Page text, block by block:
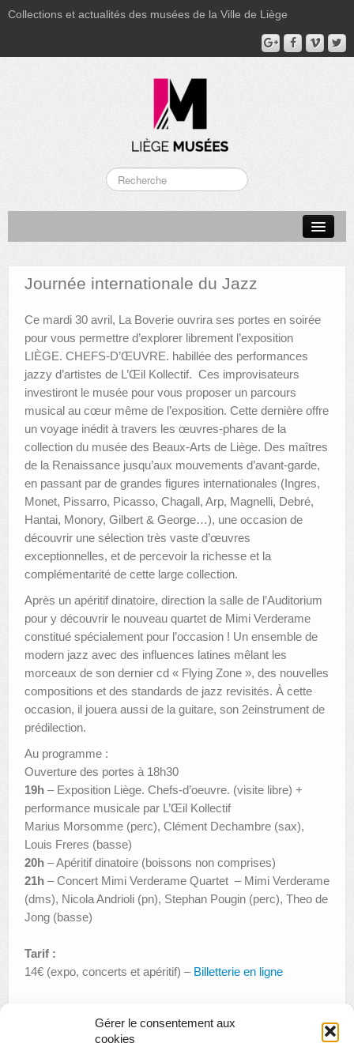
Gérer le consentement aux
cookies
Collections et actualités des musées de la Ville de Liège
MUSÉE GRÉTRY
MUSÉE DU LUMINAIRE
FONDS PATRIMONIAUX
AUTRES LIEUX
ANIMATIONS DES MUSÉES
PUBLICATIONS
LES APPELS À PROJETS
LE PORTAIL DES COLLECTIONS
Journée internationale du Jazz
Ce mardi 30 avril, La Boverie ouvrira ses portes en soirée
pour vous permettre d’explorer librement l’exposition
LIÈGE. CHEFS-D’ŒUVRE. habillée des performances
jazzy d’artistes de L’Œil Kollectif. Ces improvisateurs
investiront le musée pour vous proposer un parcours
musical au cœur même de l’exposition. Cette dernière offre
un voyage inédit à travers les œuvres-phares de la
collection du musée des Beaux-Arts de Liège. Des maîtres
de la Renaissance jusqu’aux mouvements d’avant-garde,
en passant par de grandes figures internationales (Ingres,
Monet, Pissarro, Picasso, Chagall, Arp, Magnelli, Debré,
Hantai, Monory, Gilbert & George…), une occasion de
découvrir une sélection très vaste d’œuvres
exceptionnelles, et de percevoir la richesse et la
complémentarité de cette large collection.
Après un apéritif dinatoire, direction la salle de l’Auditorium
pour y découvrir le nouveau quartet de Mimi Verderame
constitué spécialement pour l’occasion ! Un ensemble de
modern jazz avec des influences latines mêlant les
morceaux de son dernier cd « Flying Zone », des nouvelles
compositions et des standards de jazz revisités. À cette
occasion, il jouera aussi de la guitare, son 2einstrument de
prédilection.
Au programme :
Ouverture des portes à 18h30
19h – Exposition Liège. Chefs-d’oeuvre. (visite libre) +
performance musicale par L’Œil Kollectif
Marius Morsomme (perc), Clément Dechambre (sax),
Louis Freres (basse)
20h – Apéritif dinatoire (boissons non comprises)
21h – Concert Mimi Verderame Quartet – Mimi Verderame
(dms), Nicola Andrioli (pn), Stephan Pougin (perc), Theo de
Jong (basse)
Tarif :
14€ (expo, concerts et apéritif) – Billetterie en ligne
Apéro littéraire : Gaspard – Une écriture ouvrière au XIXe